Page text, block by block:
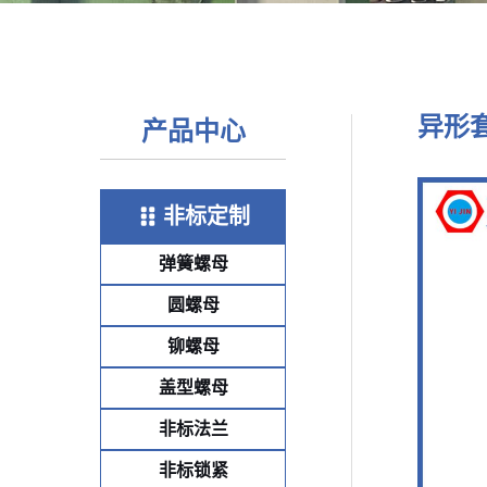
产品中心
非标定制
弹簧螺母
圆螺母
铆螺母
盖型螺母
非标法兰
非标锁紧
异形